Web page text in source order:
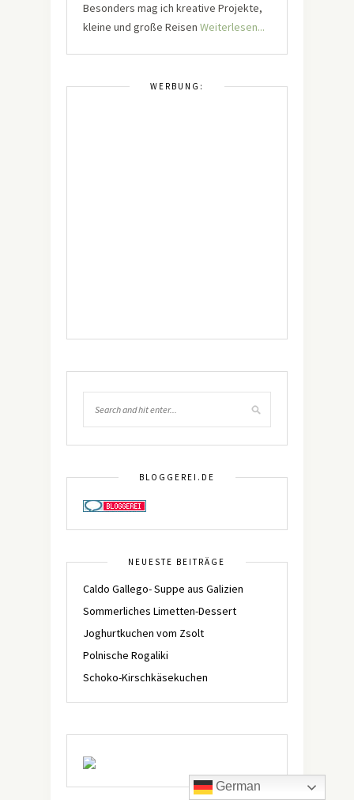
Besonders mag ich kreative Projekte,
kleine und große Reisen Weiterlesen...
WERBUNG:
BLOGGEREI.DE
NEUESTE BEITRÄGE
Caldo Gallego- Suppe aus Galizien
Sommerliches Limetten-Dessert
Joghurtkuchen vom Zsolt
Polnische Rogaliki
Schoko-Kirschkäsekuchen
German